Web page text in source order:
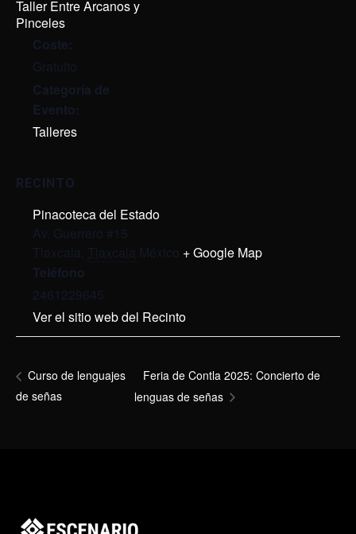
Taller Entre Arcanos y
Pinceles
Coste:
Gratuito
Categoría de
Evento:
Talleres
RECINTO
Pinacoteca del Estado
Av. Guerrero #15
Tlaxcala, Tlaxcala México + Google Map
Teléfono
2461229645
Ver el sitio web del Recinto
Curso de lenguajes
de señas
Feria de Contla 2025: Concierto de
lenguas de señas